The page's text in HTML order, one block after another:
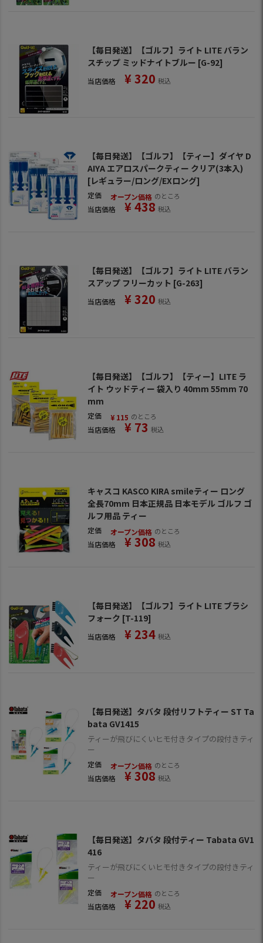
【毎日発送】【ゴルフ】ライト LITE バラン
スチップ ミッドナイトブルー [G-92]
当店価格 ¥320 税込
【毎日発送】【ゴルフ】【ティー】ダイヤ D
AIYA エアロスパークティー クリア(3本入)
[レギュラー/ロング/EXロング]
定価 オープン価格 のところ
当店価格 ¥438 税込
【毎日発送】【ゴルフ】ライト LITE バラン
スアップ フリーカット [G-263]
当店価格 ¥320 税込
【毎日発送】【ゴルフ】【ティー】LITE ラ
イト ウッドティー 袋入り 40mm 55mm 70
mm
定価 ¥ 115 のところ
当店価格 ¥ 73 税込
キャスコ KASCO KIRA smileティー ロング
全長70mm 日本正規品 日本モデル ゴルフ ゴ
ルフ用品 ティー
定価 オープン価格 のところ
当店価格 ¥308 税込
【毎日発送】【ゴルフ】ライト LITE ブラシ
フォーク [T-119]
当店価格 ¥ 234 税込
【毎日発送】タバタ 段付リフトティー ST Ta
bata GV1415
ティーが飛びにくいヒモ付きタイプの段付きティ
ー
定価 オープン価格 のところ
当店価格 ¥308 税込
【毎日発送】タバタ 段付ティー Tabata GV1
416
ティーが飛びにくいヒモ付きタイプの段付きティ
ー
定価 オープン価格 のところ
当店価格 ¥ 220 税込